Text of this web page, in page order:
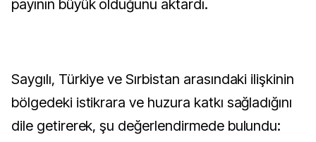
payının büyük olduğunu aktardı.
Saygılı, Türkiye ve Sırbistan arasındaki ilişkinin
bölgedeki istikrara ve huzura katkı sağladığını
dile getirerek, şu değerlendirmede bulundu: